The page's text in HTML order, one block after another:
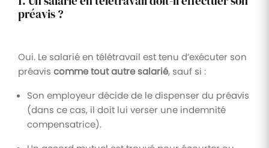
préavis ?
Oui. Le salarié en télétravail est tenu d’exécuter son
préavis comme tout autre salarié, sauf si :
Son employeur décide de le dispenser du préavis
(dans ce cas, il doit lui verser une indemnité
compensatrice).